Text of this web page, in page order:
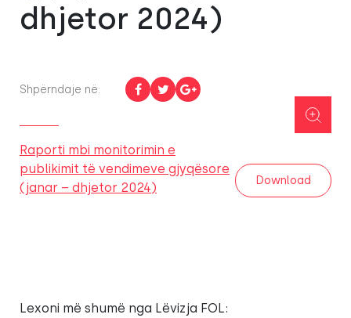
dhjetor 2024)
Shpërndaje në:
Raporti mbi monitorimin e
publikimit të vendimeve gjyqësore
(janar – dhjetor 2024)
Download
Lexoni më shumë nga Lëvizja FOL: